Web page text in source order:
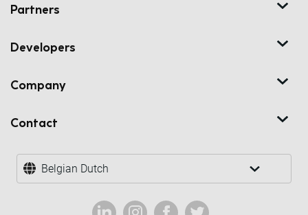
Partners
Developers
Company
Contact
Belgian Dutch